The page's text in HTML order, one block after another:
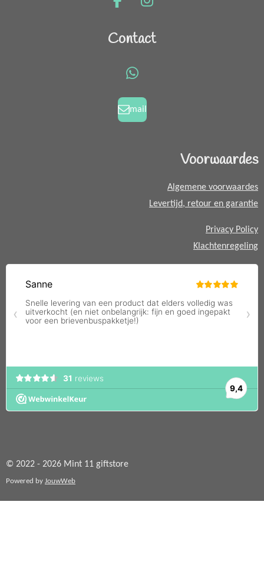
F
c
k
I
s
a
m
Contact
W
a
t
mail
Voorwaardes
Algemene voorwaardes
Levertijd, retour en garantie
Privacy Policy
Klachtenregeling
© 2022 - 2026 Mint 11 giftstore
Powered by JouwWeb